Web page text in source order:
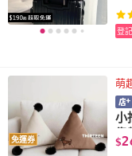
登記
免運券
萌
小
靠
$